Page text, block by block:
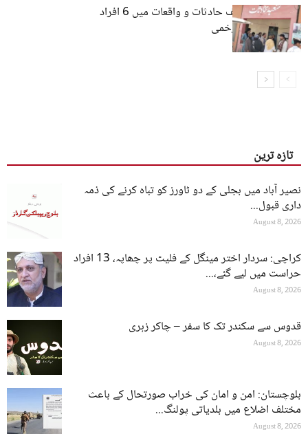
بلوچستان: مختلف حادثات و واقعات میں 6 افراد
جانبحق، متعدد زخمی
تازہ ترین
نصیر آباد میں بجلی کے دو ٹاورز کو تباہ کرنے کی ذمہ
داری قبول...
August 8, 2026
کراچی: سردار اختر مینگل کے فلیٹ پر چھاپہ، 13 افراد
حراست میں لیے گئے،...
August 8, 2026
قدوس سے سکندر تک کا سفر – چاکر زہری
August 8, 2026
بلوچستان: امن و امان کی خراب صورتحال کے باعث
مختلف اضلاع میں بلدیاتی پولنگ...
August 8, 2026